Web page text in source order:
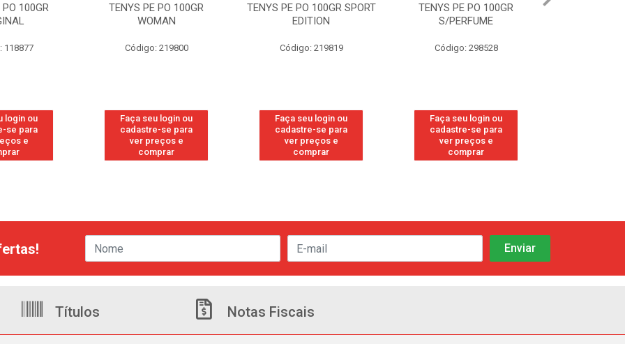
100GR
118877
login ou
se para
e
TENYS PE PO 100GR
WOMAN
Código: 219800
Faça seu login ou
cadastre-se para
ver preços e
comprar
TENYS PE PO 100GR SPORT
EDITION
Código: 219819
Faça seu login ou
cadastre-se para
ver preços e
comprar
TENYS PE PO 100GR
S/PERFUME
Código: 298528
Faça seu login ou
cadastre-se para
ver preços e
comprar
Títulos Notas Fiscais